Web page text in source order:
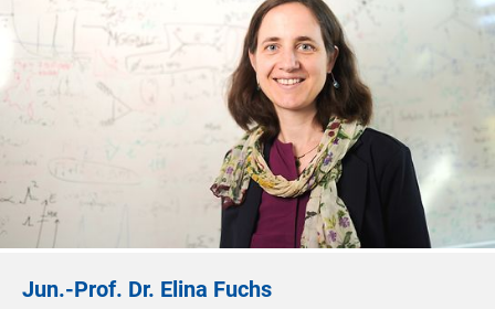
Jun.-Prof. Dr. Elina Fuchs